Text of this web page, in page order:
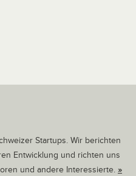
Startups. Wir berichten
Entwicklung und richten uns
und andere Interessierte. »